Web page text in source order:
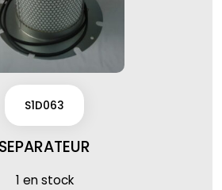
S1D063
SEPARATEUR
1 en stock